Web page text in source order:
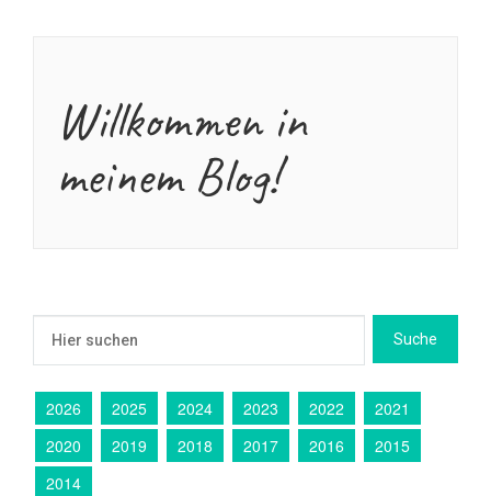
Willkommen in
meinem Blog!
2026 2025 2024 2023 2022
2021
2020
2019 2018 2017 2016
2015
2014